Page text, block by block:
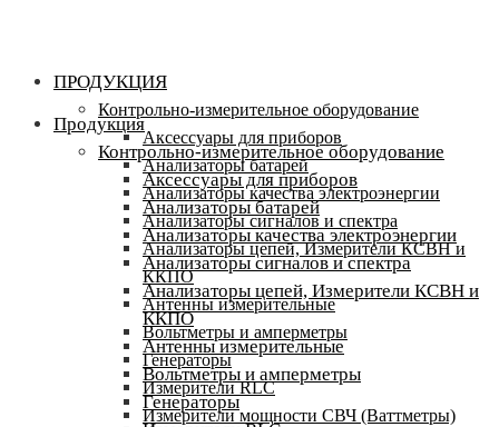
ПРОДУКЦИЯ
Контрольно-измерительное оборудование
Аксессуары для приборов
Анализаторы батарей
Анализаторы качества электроэнергии
Анализаторы сигналов и спектра
Анализаторы цепей, Измерители КСВН и
ККПО
Антенны измерительные
Вольтметры и амперметры
Генераторы
Измерители RLC
Измерители мощности СВЧ (Ваттметры)
Продукция
Контрольно-измерительное оборудование
Аксессуары для приборов
Анализаторы батарей
Анализаторы качества электроэнергии
Анализаторы сигналов и спектра
Анализаторы цепей, Измерители КСВН и
ККПО
Антенны измерительные
Вольтметры и амперметры
Генераторы